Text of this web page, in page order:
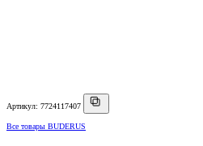
Артикул: 7724117407
Все товары BUDERUS